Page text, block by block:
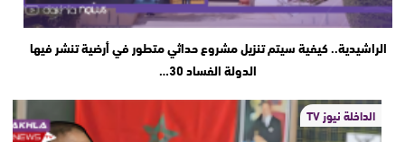
الراشيدية.. كيفية سيتم تنزيل مشروع حداثي متطور في أرضية تنشر فيها
الدولة الفساد 30…
الداخلة نيوز TV